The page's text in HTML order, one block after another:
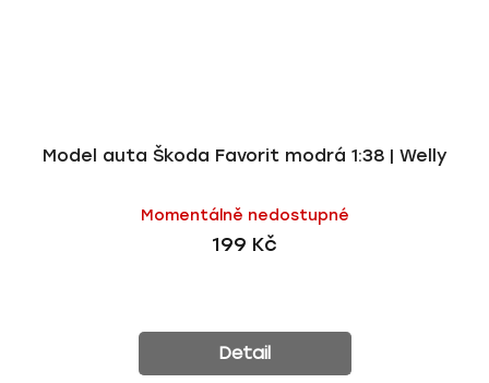
Model auta Škoda Favorit modrá 1:38 | Welly
Momentálně nedostupné
199 Kč
Detail